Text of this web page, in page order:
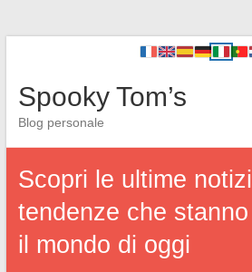
Spooky Tom’s
Blog personale
Scopri le ultime
tendenze che
il mondo di oggi